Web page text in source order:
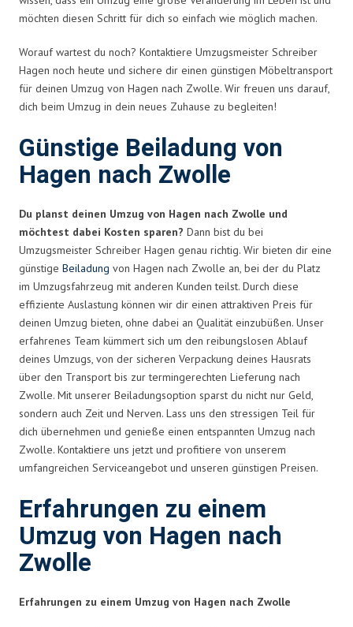
möchten diesen Schritt für dich so einfach wie möglich machen.
Worauf wartest du noch? Kontaktiere Umzugsmeister Schreiber
Hagen noch heute und sichere dir einen günstigen Möbeltransport
für deinen Umzug von Hagen nach Zwolle. Wir freuen uns darauf,
dich beim Umzug in dein neues Zuhause zu begleiten!
Günstige Beiladung von
Hagen nach Zwolle
Du planst deinen Umzug von Hagen nach Zwolle und
möchtest dabei Kosten sparen? Dann bist du bei
Umzugsmeister Schreiber Hagen genau richtig. Wir bieten dir eine
günstige Beiladung von Hagen nach Zwolle an, bei der du Platz
im Umzugsfahrzeug mit anderen Kunden teilst. Durch diese
effiziente Auslastung können wir dir einen attraktiven Preis für
deinen Umzug bieten, ohne dabei an Qualität einzubüßen. Unser
erfahrenes Team kümmert sich um den reibungslosen Ablauf
deines Umzugs, von der sicheren Verpackung deines Hausrats
über den Transport bis zur termingerechten Lieferung nach
Zwolle. Mit unserer Beiladungsoption sparst du nicht nur Geld,
sondern auch Zeit und Nerven. Lass uns den stressigen Teil für
dich übernehmen und genieße einen entspannten Umzug nach
Zwolle. Kontaktiere uns jetzt und profitiere von unserem
umfangreichen Serviceangebot und unseren günstigen Preisen.
Erfahrungen zu einem
Umzug von Hagen nach
Zwolle
Erfahrungen zu einem Umzug von Hagen nach Zwolle